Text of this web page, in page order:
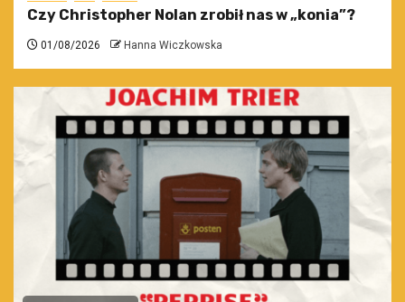
Czy Christopher Nolan zrobił nas w „konia”?
01/08/2026 Hanna Wiczkowska